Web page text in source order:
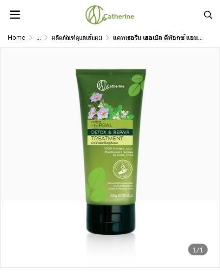
Home ... ผลิตภัณฑ์ดูแลเส้นผม แคทเธอรีน เฮอเบิล ดีท๊อกซ์ แอนด์ รีแพร์ ทรีทเม้นท์
1/1